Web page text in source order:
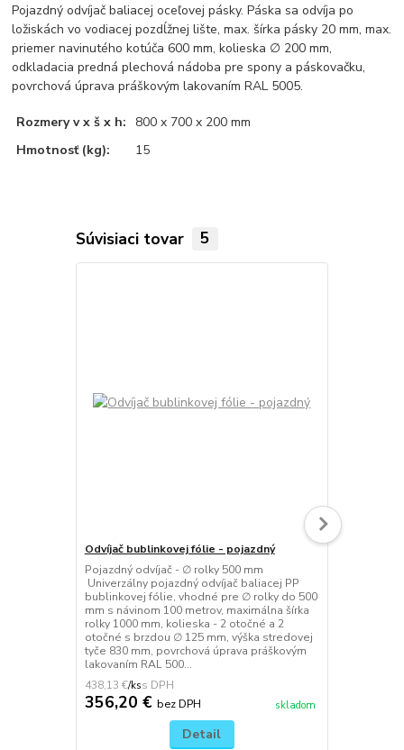
Pojazdný odvíjač baliacej oceľovej pásky. Páska sa odvíja po
ložiskách vo vodiacej pozdĺžnej lište, max. šírka pásky 20 mm, max.
priemer navinutého kotúča 600 mm, kolieska ∅ 200 mm,
odkladacia predná plechová nádoba pre spony a páskovačku,
povrchová úprava práškovým lakovaním RAL 5005.
Rozmery v x š x h:
800 x 700 x 200 mm
Hmotnosť (kg):
15
Súvisiaci tovar 5
Odvíjač bublinkovej fólie - pojazdný
Pojazdný odvíjač - ∅ rolky 500 mm
Univerzálny pojazdný odvíjač baliacej PP
bublinkovej fólie, vhodné pre ∅ rolky do 500
mm s návinom 100 metrov, maximálna šírka
rolky 1000 mm, kolieska - 2 otočné a 2
otočné s brzdou ∅ 125 mm, výška stredovej
tyče 830 mm, povrchová úprava práškovým
lakovaním RAL 500...
438,13 €/ks
356,20 € bez DPH skladom
Detail